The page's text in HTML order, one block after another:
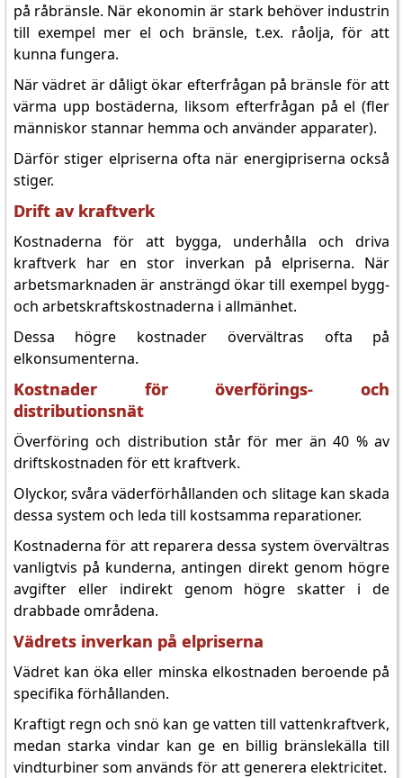
på råbränsle. När ekonomin är stark behöver industrin
till exempel mer el och bränsle, t.ex. råolja, för att
kunna fungera.
När vädret är dåligt ökar efterfrågan på bränsle för att
värma upp bostäderna, liksom efterfrågan på el (fler
människor stannar hemma och använder apparater).
Därför stiger elpriserna ofta när energipriserna också
stiger.
Drift av kraftverk
Kostnaderna för att bygga, underhålla och driva
kraftverk har en stor inverkan på elpriserna. När
arbetsmarknaden är ansträngd ökar till exempel bygg-
och arbetskraftskostnaderna i allmänhet.
Dessa högre kostnader övervältras ofta på
elkonsumenterna.
Kostnader för överförings- och
distributionsnät
Överföring och distribution står för mer än 40 % av
driftskostnaden för ett kraftverk.
Olyckor, svåra väderförhållanden och slitage kan skada
dessa system och leda till kostsamma reparationer.
Kostnaderna för att reparera dessa system övervältras
vanligtvis på kunderna, antingen direkt genom högre
avgifter eller indirekt genom högre skatter i de
drabbade områdena.
Vädrets inverkan på elpriserna
Vädret kan öka eller minska elkostnaden beroende på
specifika förhållanden.
Kraftigt regn och snö kan ge vatten till vattenkraftverk,
medan starka vindar kan ge en billig bränslekälla till
vindturbiner som används för att generera elektricitet.